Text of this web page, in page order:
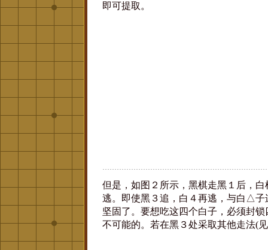
即可提取。
但是，如图２所示，黑棋走黑１后，白
逃。即使黑３追，白４再逃，与白△子
坚固了。要想吃这四个白子，必须封
不可能的。若在黑３处采取其他走法(